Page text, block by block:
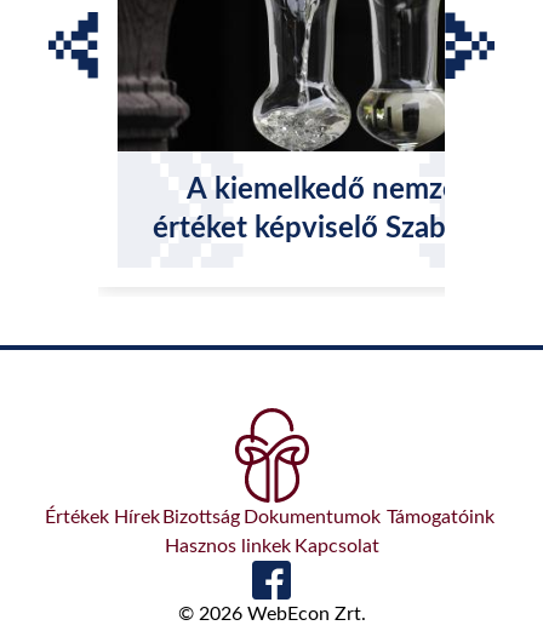
A kiemelkedő nemzeti
értéket képviselő Szabolcs-
változatai
Értékek Hírek Bizottság Dokumentumok Támogatóink
Hasznos linkek Kapcsolat
© 2026 WebEcon Zrt.